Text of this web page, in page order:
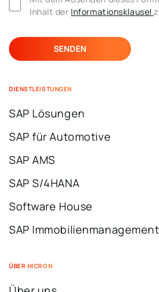
Inhalt der Informationsklausel
DIENSTLEISTUNGEN
SAP Lösungen
SAP für Automotive
SAP AMS
SAP S/4HANA
Software House
SAP Immobilienmanagement
ÜBER HICRON